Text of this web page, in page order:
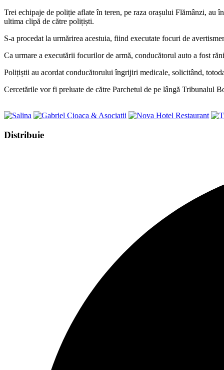
Trei echipaje de poliție aflate în teren, pe raza orașului Flămânzi, au
ultima clipă de către polițiști.
S-a procedat la urmărirea acestuia, fiind executate focuri de
Ca urmare a executării focurilor de armă, conducătorul auto a fost
Polițiștii au acordat conducătorului îngrijiri medicale, solicitând,
Cercetările vor fi preluate de către Parchetul de pe lângă Tribunalul
DistribuieShare